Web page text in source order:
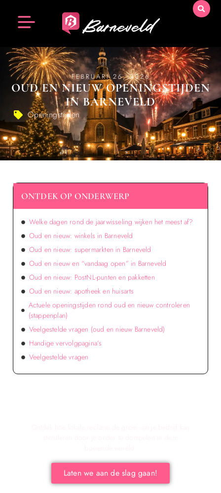
FEBRUARI 26, 2026
OUD EN NIEUW OPENINGSTIJDEN
IN BARNEVELD
Openingstijden
ONTDEK OP ONDERWERP
Welke dagen rond de jaarwisseling wijken het meest af?
Oud en nieuw: winkels in Barneveld
Oud en nieuw: supermarkten in Barneveld
Oud en nieuw en “vandaag open” in Barneveld
Oud en nieuw: PostNL-punten en pakketten
Oud en nieuw: apotheek en huisarts
Actuele openingstijden rond oud en nieuw controleren
(stappenplan)
Veelgestelde vragen (oud en nieuw Barneveld)
Handige vervolgpagina’s
Veelgestelde vragen
Laten we aan de slag gaan!